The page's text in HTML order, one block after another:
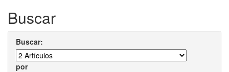
Buscar
Buscar:
por